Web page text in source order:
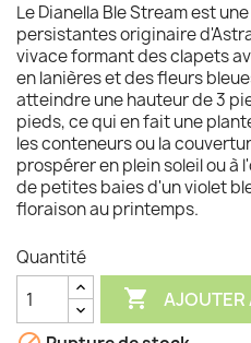
Le Dianella Ble Stream est
persistantes originaire
vivace formant des clapets
en lanières et des fleurs
atteindre une hauteur de 3
pieds, ce qui en fait une
les conteneurs ou la
prospérer en plein soleil ou
de petites baies d'un violet
floraison au printemps.
Quantité
 AJOUTER